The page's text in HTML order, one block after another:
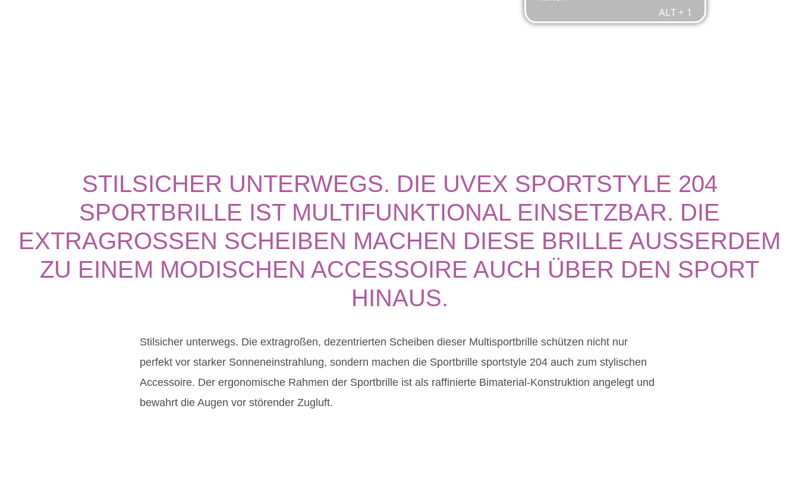
STILSICHER UNTERWEGS. DIE UVEX SPORTSTYLE 204
SPORTBRILLE IST MULTIFUNKTIONAL EINSETZBAR. DIE
EXTRAGROSSEN SCHEIBEN MACHEN DIESE BRILLE AUSSERDEM ZU
EINEM MODISCHEN ACCESSOIRE AUCH ÜBER DEN SPORT HI
NAUS.
Stilsicher unterwegs. Die extragroßen, dezentrierten Scheiben dieser Multisportbrille schützen nicht nur
perfekt vor starker Sonneneinstrahlung, sondern machen die Sportbrille sportstyle 204 auch zum stylischen
Accessoire. Der ergonomische Rahmen der Sportbrille ist als raffinierte Bimaterial-Konstruktion angelegt und
bewahrt die Augen vor störender Zugluft.